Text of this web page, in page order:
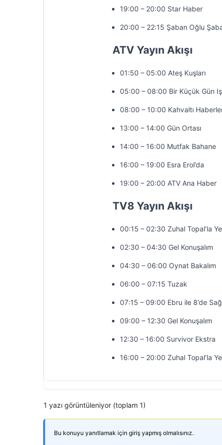
19:00 – 20:00 Star Haber
20:00 – 22:15 Şaban Oğlu
ATV Yayın Akışı
01:50 – 05:00 Ateş Kuşları
05:00 – 08:00 Bir Küçük Gün
08:00 – 10:00 Kahvaltı
13:00 – 14:00 Gün Ortası
14:00 – 16:00 Mutfak Bahane
16:00 – 19:00 Esra Erol’da
19:00 – 20:00 ATV Ana Haber
TV8 Yayın Akışı
00:15 – 02:30 Zuhal Topal’la
02:30 – 04:30 Gel Konuşalım
04:30 – 06:00 Oynat Bakalım
06:00 – 07:15 Tuzak
07:15 – 09:00 Ebru ile 8’de
09:00 – 12:30 Gel Konuşalım
12:30 – 16:00 Survivor Ekstra
16:00 – 20:00 Zuhal Topal’la
1 yazı görüntüleniyor (toplam 1)
Bu konuyu yanıtlamak için giriş yapmış olmalısınız.